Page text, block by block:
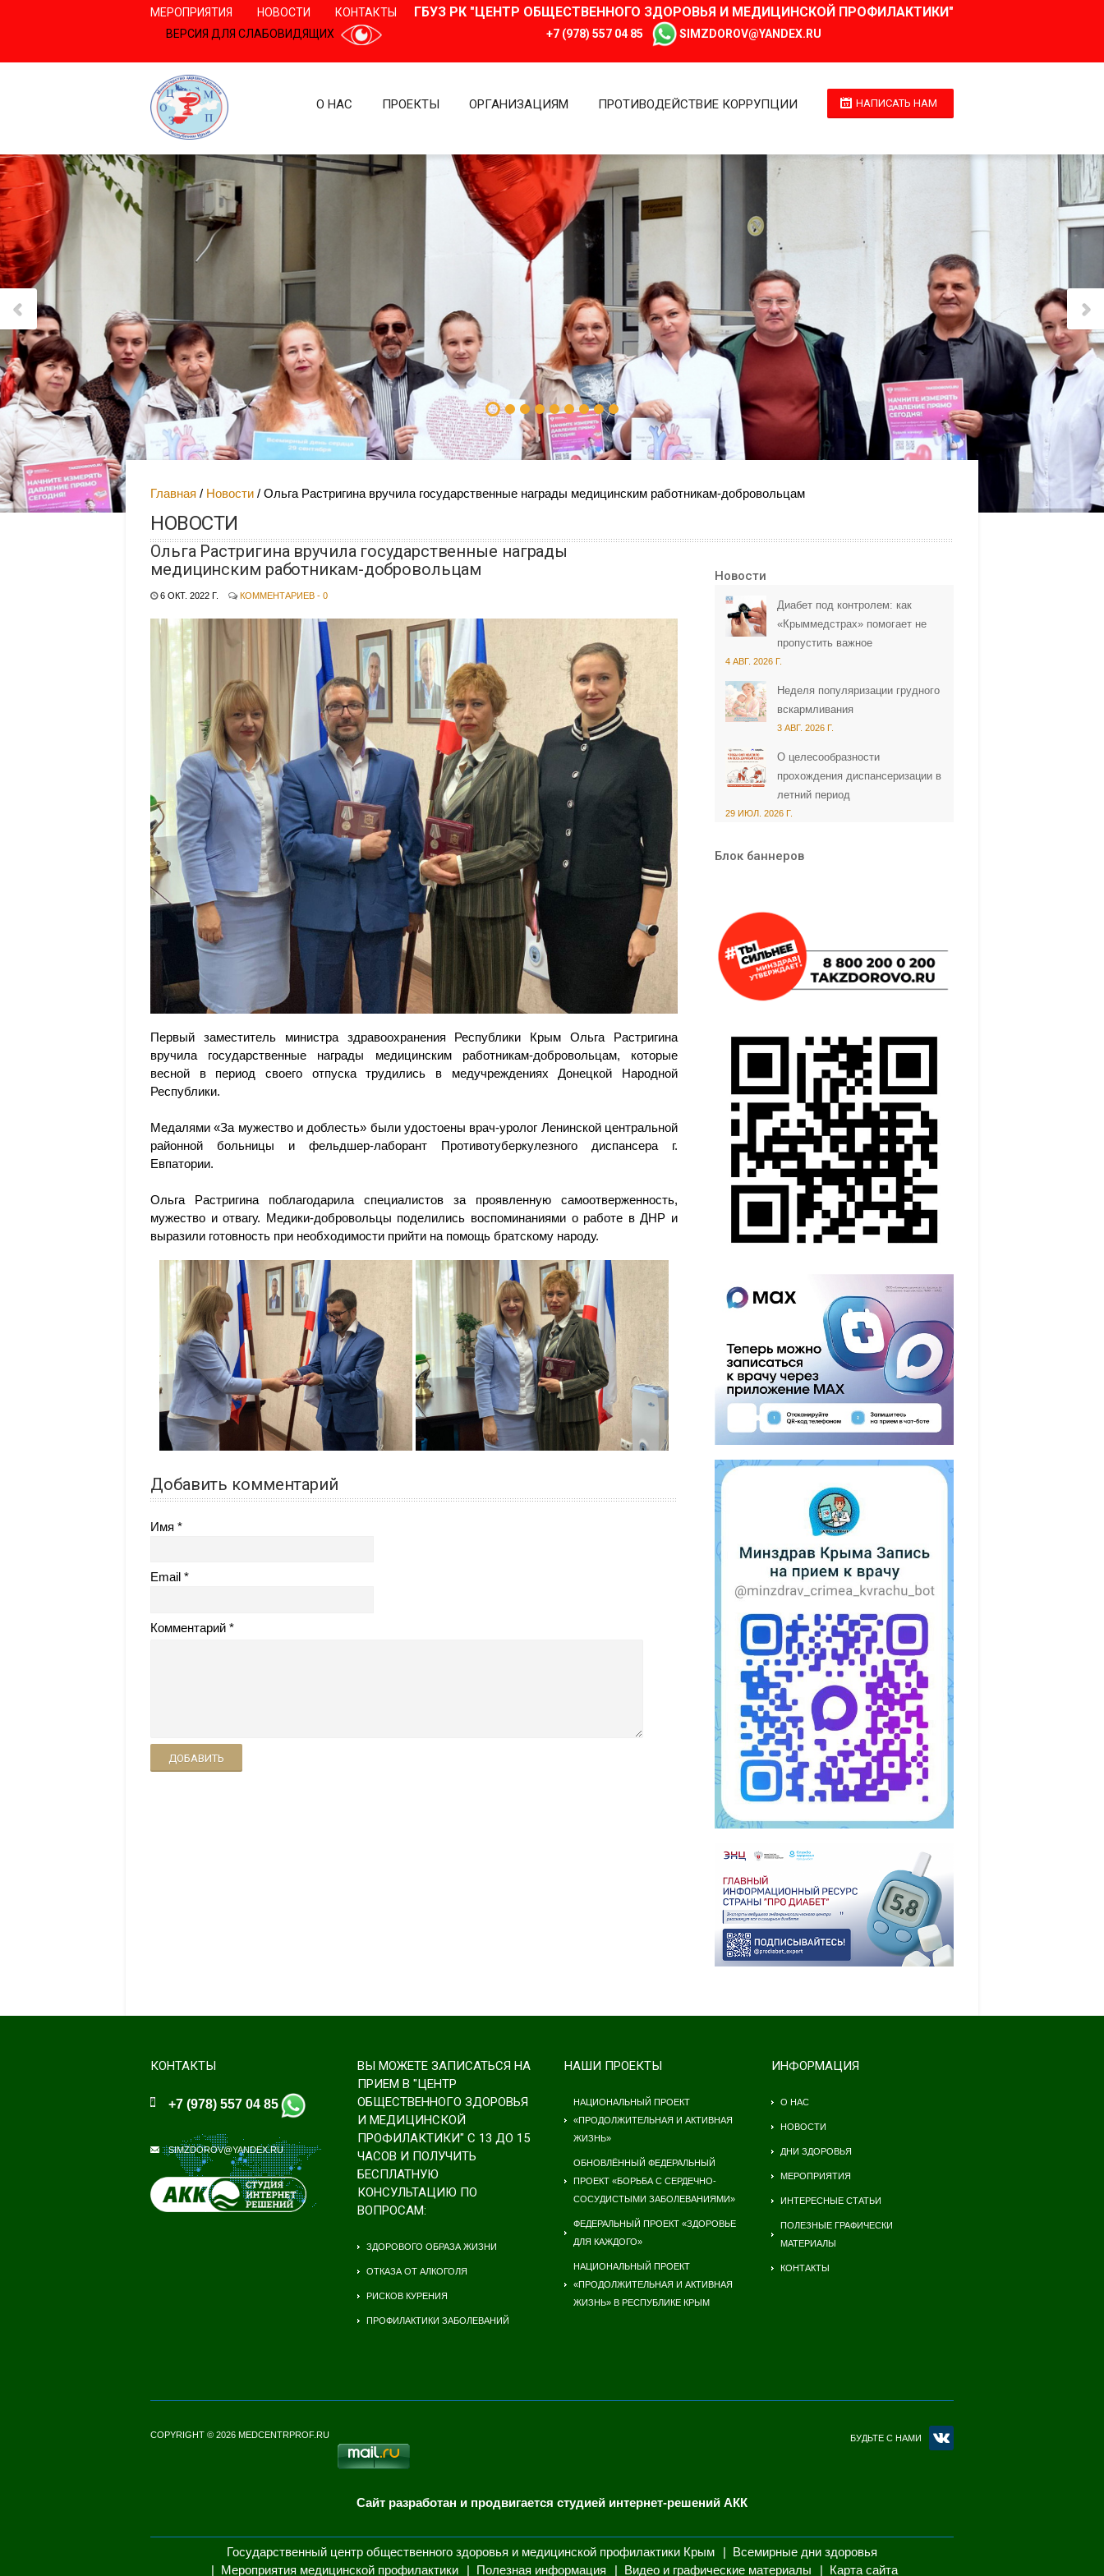
МЕРОПРИЯТИЯ НОВОСТИ
КОНТАКТЫ
ВЕРСИЯ ДЛЯ СЛАБОВИДЯЩИХ
ГБУЗ РК "ЦЕНТР ОБЩЕСТВЕННОГО ЗДОРОВЬЯ И МЕДИЦИНСКОЙ ПРОФИЛАКТИКИ"
+7 (978) 557 04 85 SIMZDOROV@YANDEX.RU
НАПИСАТЬ НАМ
О НАС ПРОЕКТЫ ОРГАНИЗАЦИЯМ ПРОТИВОДЕЙСТВИЕ КОРРУПЦИИ
Главная Новости Ольга Растригина вручила государственные награды медицинским работникам-добровольцам
НОВОСТИ
Ольга Растригина вручила государственные награды
медицинским работникам-добровольцам
6 ОКТ. 2022 Г. КОММЕНТАРИЕВ - 0
Первый заместитель министра здравоохранения Республики Крым Ольга Растригина
вручила государственные награды медицинским работникам-добровольцам, которые
весной в период своего отпуска трудились в медучреждениях Донецкой Народной
Республики.
Медалями «За мужество и доблесть» были удостоены врач-уролог Ленинской центральной
районной больницы и фельдшер-лаборант Противотуберкулезного диспансера г.
Евпатории.
Ольга Растригина поблагодарила специалистов за проявленную самоотверженность,
мужество и отвагу. Медики-добровольцы поделились воспоминаниями о работе в ДНР и
выразили готовность при необходимости прийти на помощь братскому народу.
Добавить комментарий
Имя
Email
Комментарий
ДОБАВИТЬ
Новости
Диабет под контролем: как
«Крыммедстрах» помогает не
пропустить важное
4 АВГ. 2026 Г.
Неделя популяризации грудного
вскармливания
3 АВГ. 2026 Г.
О целесообразности
прохождения диспансеризации в
летний период
29 ИЮЛ. 2026 Г.
Блок баннеров
КОНТАКТЫ
+7 (978) 557 04 85
SIMZDOROV@YANDEX.RU
ВЫ МОЖЕТЕ ЗАПИСАТЬСЯ НА
ПРИЕМ В "ЦЕНТР
ОБЩЕСТВЕННОГО ЗДОРОВЬЯ
И МЕДИЦИНСКОЙ
ПРОФИЛАКТИКИ" С 13 ДО 15
ЧАСОВ И ПОЛУЧИТЬ
БЕСПЛАТНУЮ
КОНСУЛЬТАЦИЮ ПО
ВОПРОСАМ:
ЗДОРОВОГО ОБРАЗА ЖИЗНИ
ОТКАЗА ОТ АЛКОГОЛЯ
РИСКОВ КУРЕНИЯ
ПРОФИЛАКТИКИ ЗАБОЛЕВАНИЙ
НАШИ ПРОЕКТЫ
НАЦИОНАЛЬНЫЙ ПРОЕКТ
«ПРОДОЛЖИТЕЛЬНАЯ И АКТИВНАЯ
ЖИЗНЬ»
ОБНОВЛЁННЫЙ ФЕДЕРАЛЬНЫЙ
ПРОЕКТ «БОРЬБА С СЕРДЕЧНО-
СОСУДИСТЫМИ ЗАБОЛЕВАНИЯМИ»
ФЕДЕРАЛЬНЫЙ ПРОЕКТ «ЗДОРОВЬЕ
ДЛЯ КАЖДОГО»
НАЦИОНАЛЬНЫЙ ПРОЕКТ
«ПРОДОЛЖИТЕЛЬНАЯ И АКТИВНАЯ
ЖИЗНЬ» В РЕСПУБЛИКЕ КРЫМ
ИНФОРМАЦИЯ
О НАС
НОВОСТИ
ДНИ ЗДОРОВЬЯ
МЕРОПРИЯТИЯ
ИНТЕРЕСНЫЕ СТАТЬИ
ПОЛЕЗНЫЕ ГРАФИЧЕСКИ
МАТЕРИАЛЫ
КОНТАКТЫ
COPYRIGHT © 2026 MEDCENTRPROF.RU БУДЬТЕ С НАМИ
Сайт разработан и продвигается студией интернет-решений АКК
Государственный центр общественного здоровья и медицинской профилактики Крым
Всемирные дни здоровья
Мероприятия медицинской профилактики
Полезная информация Видео и графические материалы Карта сайта